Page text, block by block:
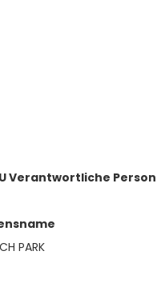
Verantwortliche Person
PARK